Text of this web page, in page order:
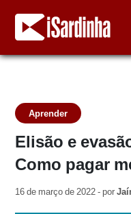
Aprender
Elisão e
Como pagar
16 de março de 2022 - por